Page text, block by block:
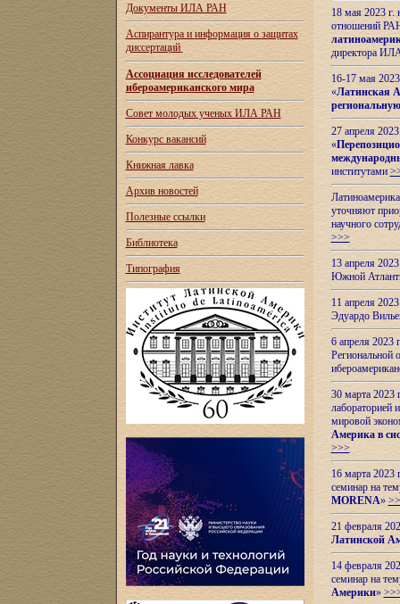
Документы ИЛА РАН
Аспирантура и информация о защитах
диссертаций
Ассоциация исследователей
ибероамериканского мира
Совет молодых ученых ИЛА РАН
Конкурс вакансий
Книжная лавка
Архив новостей
Полезные ссылки
Библиотека
Типография
18 мая 2023
отношений
директора
16-17 мая
«Латинская
27 апреля
«
институтами
уточняют
научного
>>>
13 апреля
Южной
11 апреля
Эдуардо
6 апреля
Региональной
30 марта 2023
лабораторией
мировой
Америка в
>>>
16 марта 2023
семинар на
MORENA»
21 февраля
Латинской
14 февраля
семинар на
Америки»